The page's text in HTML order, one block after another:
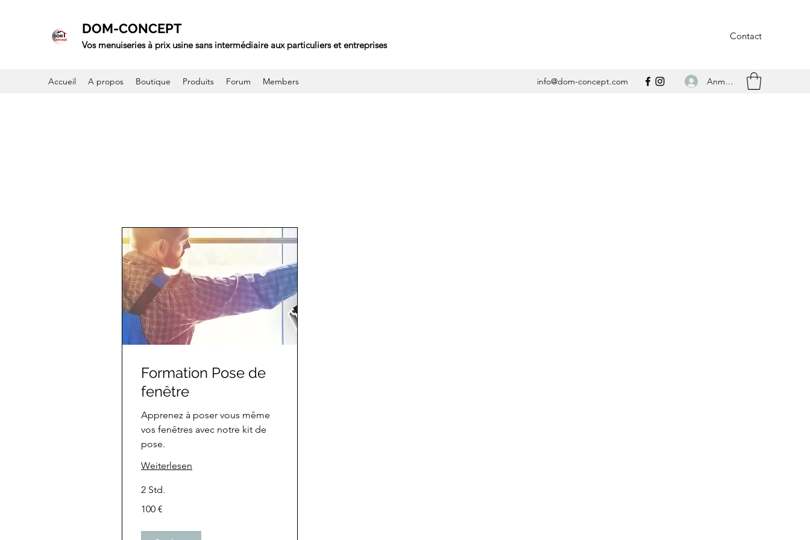
DOM-CONCEPT
Vos menuiseries à prix usine sans intermédiaire aux particuliers et entreprises
Contact
Accueil A propos Boutique Produits Forum Members info@dom-concept.com Anmelden
Formation Pose de
fenêtre
Apprenez à poser vous même
vos fenêtres avec notre kit de
pose.
Weiterlesen
2 Std.
Euro
100 €